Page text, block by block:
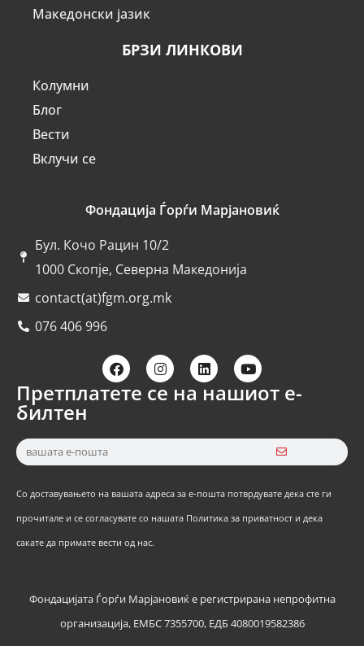
Македонски јазик
БРЗИ ЛИНКОВИ
Колумни
Блог
Вести
Вклучи се
Фондација Ѓорѓи Марјановиќ
Бул. Кочо Рацин 10/2
1000 Скопје, Северна Македонија
contact(at)fgm.org.mk
076 406 996
Претплатете се на нашиот е-
билтен
Со доставувањето на вашата адреса за е-пошта потврдувате дека сте ги
прочитале и се согласувате со нашата Политика за приватност и дека
сакате да примате вести од нас.
Фондацијата Ѓорѓи Марјановиќ е регистрирана непрофитна
организација, ЕМБС 7355700, ЕДБ 4080019582386